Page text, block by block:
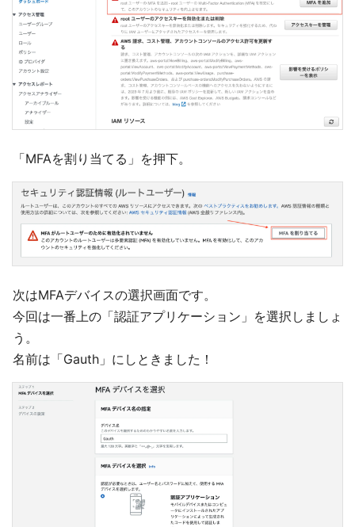
「MFAを割り当てる」を押下。
次はMFAデバイスの選択画面です。
今回は一番上の「認証アプリケーション」を選択しましょ
う。
名前は「Gauth」にしときました！